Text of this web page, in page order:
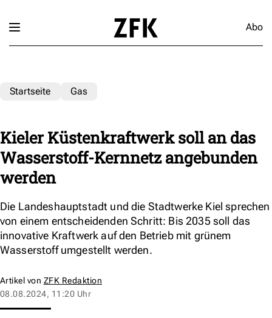
Abo
Startseite Gas
Kieler Küstenkraftwerk soll an das
Wasserstoff-Kernnetz angebunden
werden
Die Landeshauptstadt und die Stadtwerke Kiel sprechen
von einem entscheidenden Schritt: Bis 2035 soll das
innovative Kraftwerk auf den Betrieb mit grünem
Wasserstoff umgestellt werden.
Artikel von ZFK Redaktion
08.08.2024, 11:20 Uhr